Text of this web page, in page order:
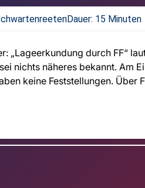
Dauer: 15 Minuten
„Lageerkundung durch FF“
nichts näheres bekannt.
keine Feststellungen.